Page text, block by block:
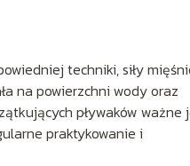
techniki, siły
na powierzchni wody oraz
pływaków ważne
praktykowanie i